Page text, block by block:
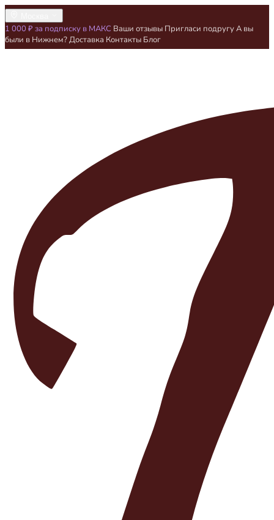
1 000 ₽ за подписку в МАКС Ваши отзывы Пригласи подругуА вы
были в Нижнем?Доставка Контакты Блог